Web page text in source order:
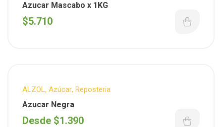
Azucar Mascabo x 1KG
$5.710
ALZOL , Azúcar, Reposteria
Azucar Negra
Desde $1.390